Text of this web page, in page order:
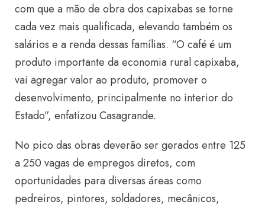
com que a mão de obra dos capixabas se torne
cada vez mais qualificada, elevando também os
salários e a renda dessas famílias. “O café é um
produto importante da economia rural capixaba,
vai agregar valor ao produto, promover o
desenvolvimento, principalmente no interior do
Estado”, enfatizou Casagrande.
No pico das obras deverão ser gerados entre 125
a 250 vagas de empregos diretos, com
oportunidades para diversas áreas como
pedreiros, pintores, soldadores, mecânicos,